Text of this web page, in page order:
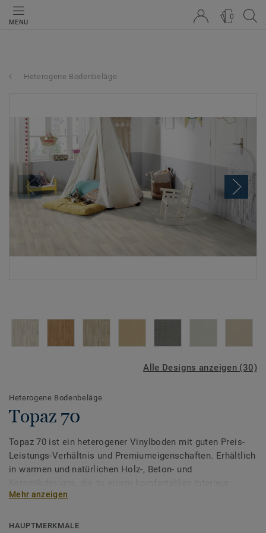
MENU
0
Heterogene Bodenbeläge
Alle Designs anzeigen (30)
Heterogene Bodenbeläge
Topaz 70
Topaz 70 ist ein heterogener Vinylboden mit guten Preis-
Leistungs-Verhältnis und Premiumeigenschaften. Erhältlich
in warmen und natürlichen Holz-, Beton- und
beitragen.
Der Vinylboden besitzt eine Rutschsicherheit R10 und sorgt
Mehr anzeigen
HAUPTMERKMALE